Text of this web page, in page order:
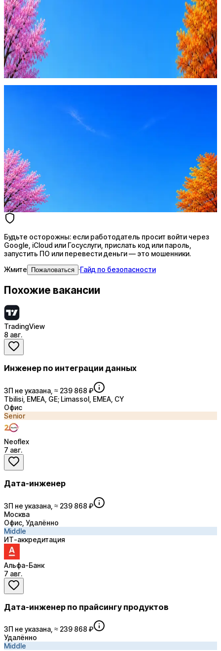
Будьте осторожны: если работодатель просит войти через
Google, iCloud или Госуслуги, прислать код или пароль,
запустить ПО или перевести деньги — это мошенники.
Жмите Пожаловаться
Стратегия поиска с AI: рынки, позиции, вилка, каналы
Будьте осторожны: если работодатель просит войти через
Google, iCloud или Госуслуги, прислать код или пароль,
запустить ПО или перевести деньги — это мошенники.
Жмите
Пожаловаться ·Гайд по безопасности
Похожие вакансии
TradingView
8 авг.
Инженер по интеграции данных
ЗП не указана, ≈ 239 868 ₽
Tbilisi, EMEA, GE; Limassol, EMEA, CY
Офис
Senior
Neoflex
7 авг.
Дата-инженер
ЗП не указана, ≈ 239 868 ₽
Москва
Офис, Удалённо
Middle
ИТ-аккредитация
Альфа-Банк
7 авг.
Дата-инженер по прайсингу продуктов
ЗП не указана, ≈ 239 868 ₽
Удалённо
Middle